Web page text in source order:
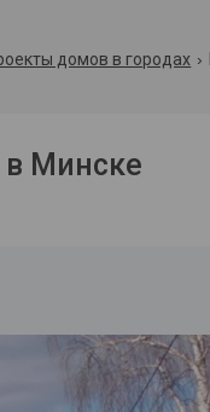
домов в городах
в Минске